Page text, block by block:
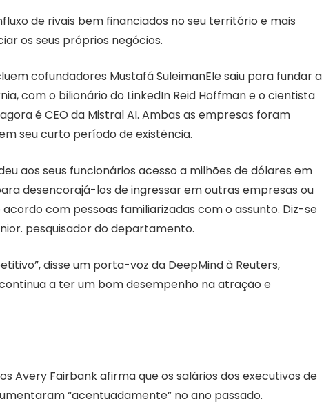
de rivais bem financiados no seu território e mais
os seus próprios negócios.
cofundadores Mustafá SuleimanEle saiu para fundar a
com o bilionário do LinkedIn Reid Hoffman e o cientista
é CEO da Mistral AI. Ambas as empresas foram
seu curto período de existência.
aos seus funcionários acesso a milhões de dólares em
desencorajá-los de ingressar em outras empresas ou
com pessoas familiarizadas com o assunto. Diz-se
pesquisador do departamento.
disse um porta-voz da DeepMind à Reuters,
a ter um bom desempenho na atração e
Avery Fairbank afirma que os salários dos executivos de
“acentuadamente” no ano passado.